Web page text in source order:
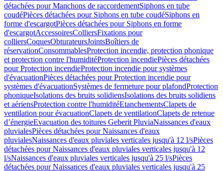
détachées pour Manchons de raccordementSiphons en tube
coudéPièces détachées pour Siphons en tube coudéSiphons en
forme d'escargotPièces détachées pour Siphons en forme
d'escargotAccessoiresColliersFixations pour
colliersCoquesObturateursJointsBoîtiers de
réservationConsommablesProtection incendie, protection phonique
et protection contre l'humiditéProtection incendiePièces détachées
pour Protection incendieProtection incendie pour systèmes
d'évacuationPièces détachées pour Protection incendie pour
systèmes d'évacuationSystèmes de fermeture pour plafondProtection
phoniqueIsolations des bruits solidiensIsolations des bruits solidiens
et aériensProtection contre l'humiditéEtanchementsClapets de
ventilation pour évacuationClapets de ventilationClapets de retenue
d’énergieEvacuation des toitures Geberit PluviaNaissances d'eaux
pluvialesPièces détachées pour Naissances d'eaux
pluvialesNaissances d'eaux pluviales verticales jusqu'à 12 l/sPièces
détachées pour Naissances d'eaux pluviales verticales jusqu'à 12
l/sNaissances d'eaux pluviales verticales jusqu'à 25 l/sPièces
détachées pour Naissances d'eaux pluviales verticales jusqu'à 25